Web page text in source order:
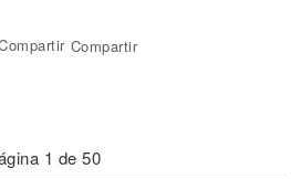
Compartir
1 de 50